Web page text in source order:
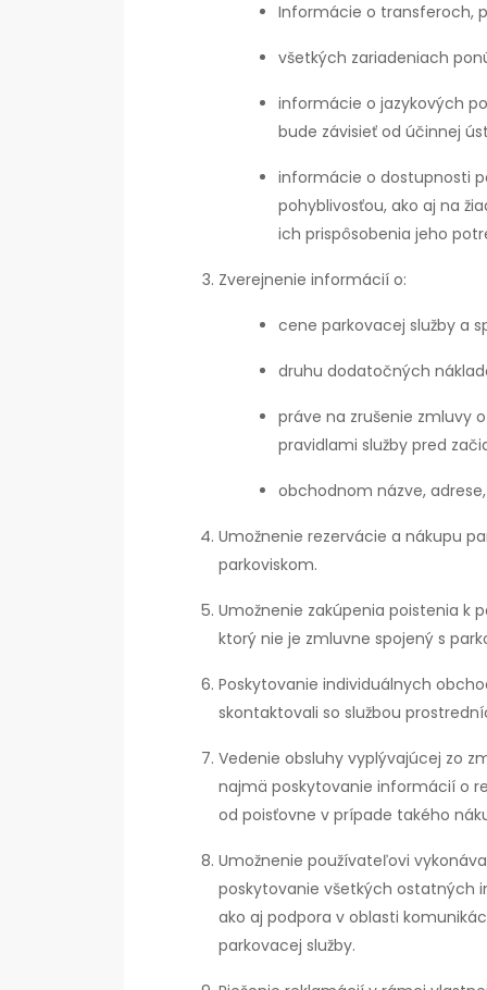
Informácie o transferoch,
všetkých zariadeniach
informácie o jazykových
bude závisieť od účinnej
informácie o dostupnosti
pohyblivosťou, ako aj na
ich prispôsobenia jeho
Zverejnenie informácií o:
cene parkovacej služby a
druhu dodatočných
práve na zrušenie zmluvy
pravidlami služby pred
obchodnom názve,
Umožnenie rezervácie a nákupu
parkoviskom.
Umožnenie zakúpenia poistenia k
ktorý nie je zmluvne spojený s
Poskytovanie individuálnych
skontaktovali so službou
Vedenie obsluhy vyplývajúcej zo
najmä poskytovanie informácií o
od poisťovne v prípade takého
Umožnenie používateľovi
poskytovanie všetkých ostatných
ako aj podpora v oblasti
parkovacej služby.